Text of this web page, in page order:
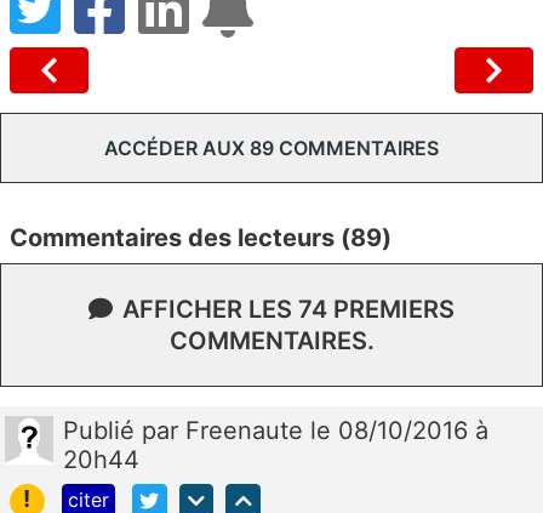
ACCÉDER AUX 89 COMMENTAIRES
Commentaires des lecteurs (89)
AFFICHER LES 74 PREMIERS
COMMENTAIRES.
Publié par Freenaute le 08/10/2016 à
20h44
!
citer